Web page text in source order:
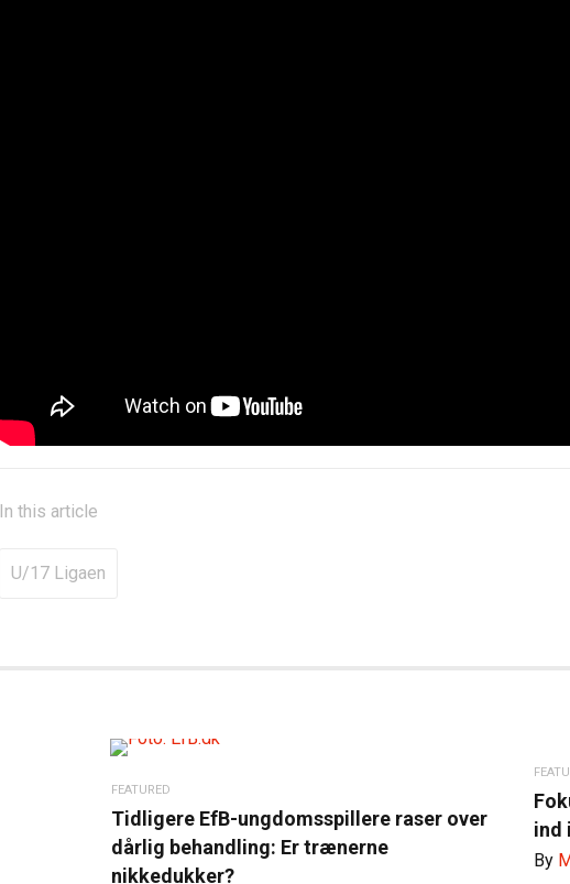
In this article
U/17 Ligaen
FEATURED
Tidligere EfB-ungdomsspillere raser over
dårlig behandling: Er trænerne
nikkedukker?
ind
By